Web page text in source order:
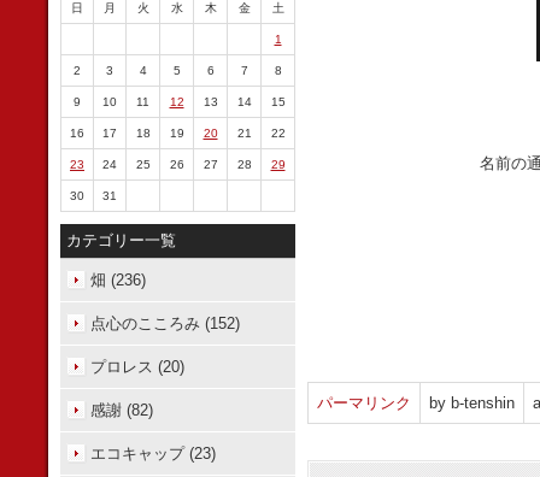
名前の
パーマリンク by b-tenshin
日 月 火 水 木 金 土
1
2 3 4 5 6 7 8
9 10 11 12 13 14 15
16 17 18 19 20 21 22
23 24 25 26 27 28 29
30 31
カテゴリー一覧
畑 (236)
点心のこころみ (152)
プロレス (20)
感謝 (82)
エコキャップ (23)